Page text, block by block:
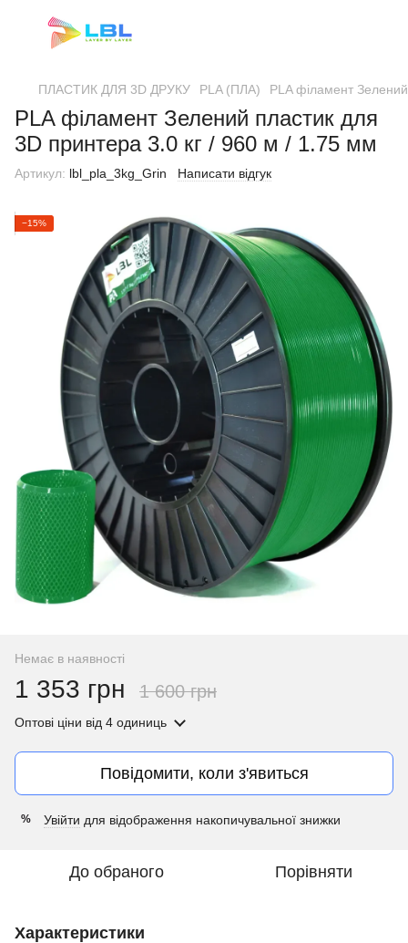
ПЛАСТИК ДЛЯ 3D ДРУКУ PLA (ПЛА) PLA філамент
PLA філамент Зелений пластик для
3D принтера 3.0 кг / 960 м / 1.75 мм
Артикул: lbl_pla_3kg_Grin Написати відгук
−15%
Немає в наявності
1 353 грн 1 600 грн
Оптові ціни від 4 одиниць
Повідомити, коли з'явиться
% Увійти для відображення накопичувальної знижки
До обраного Порівняти
Характеристики